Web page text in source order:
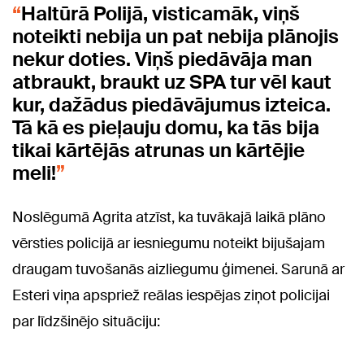
Haltūrā Polijā, visticamāk, viņš
noteikti nebija un pat nebija plānojis
nekur doties. Viņš piedāvāja man
atbraukt, braukt uz SPA tur vēl kaut
kur, dažādus piedāvājumus izteica.
Tā kā es pieļauju domu, ka tās bija
tikai kārtējās atrunas un kārtējie
meli!
Noslēgumā Agrita atzīst, ka tuvākajā laikā plāno
vērsties policijā ar iesniegumu noteikt bijušajam
draugam tuvošanās aizliegumu ģimenei. Sarunā ar
Esteri viņa apspriež reālas iespējas ziņot policijai
par līdzšinējo situāciju: